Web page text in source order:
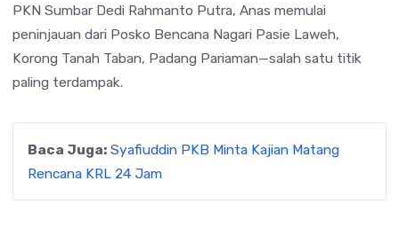
PKN Sumbar Dedi Rahmanto Putra, Anas memulai
peninjauan dari Posko Bencana Nagari Pasie Laweh,
Korong Tanah Taban, Padang Pariaman—salah satu titik
paling terdampak.
Baca Juga: Syafiuddin PKB Minta Kajian Matang
Rencana KRL 24 Jam